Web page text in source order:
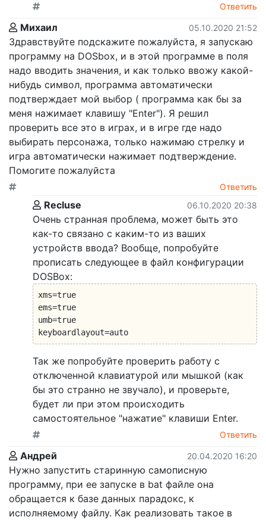
Ответить
Михаил 05.10.2020 21:52
Здравствуйте подскажите пожалуйста, я запускаю
программу на DOSbox, и в этой программе в поля
надо вводить значения, и как только ввожу какой-
нибудь символ, программа автоматически
подтверждает мой выбор ( программа как бы за
меня нажимает клавишу "Enter"). Я решил
проверить все это в играх, и в игре где надо
выбирать персонажа, только нажимаю стрелку и
игра автоматически нажимает подтверждение.
Помогите пожалуйста
Ответить
Recluse 06.10.2020 20:38
Очень странная проблема, может быть это
как-то связано с каким-то из ваших
устройств ввода? Вообще, попробуйте
прописать следующее в файл конфигурации
DOSBox:
xms=true
ems=true
umb=true
keyboardlayout=auto
Так же попробуйте проверить работу с
отключенной клавиатурой или мышкой (как
бы это странно не звучало), и проверьте,
будет ли при этом происходить
самостоятельное "нажатие" клавиши Enter.
Ответить
Андрей 20.04.2020 16:20
Нужно запустить старинную самописную
программу, при ее запуске в bat файле она
обращается к базе данных парадокс, к
исполняемому файлу. Как реализовать такое в